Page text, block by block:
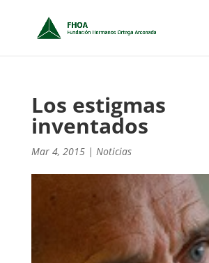
Los estigmas
inventados
Mar 4, 2015| Noticias